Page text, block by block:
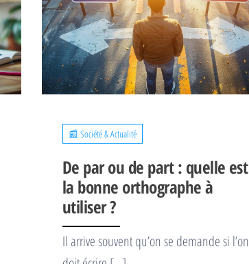
📰 Société & Actualité
De par ou de part : quelle est
la bonne orthographe à
utiliser ?
Il arrive souvent qu’on se demande si l’on